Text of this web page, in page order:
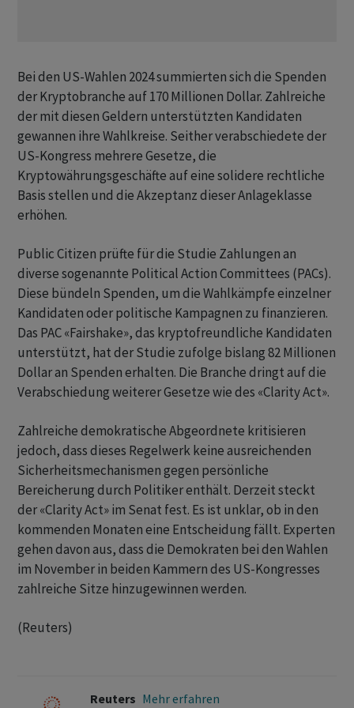
Bei den US-Wahlen 2024 summierten sich die Spenden ​
der Kryptobranche auf 170 Millionen Dollar. Zahlreiche
der mit diesen Geldern ​unterstützten Kandidaten
gewannen ihre Wahlkreise. Seither verabschiedete der ​
US-Kongress mehrere Gesetze, die
Kryptowährungsgeschäfte auf eine solidere rechtliche
Basis stellen und die Akzeptanz dieser Anlageklasse
erhöhen.
Public ‌Citizen prüfte für die Studie Zahlungen an
diverse sogenannte Political Action Committees (PACs).
Diese bündeln Spenden, um die Wahlkämpfe einzelner
Kandidaten oder politische Kampagnen zu finanzieren.
Das PAC «Fairshake», ​das kryptofreundliche ​Kandidaten
unterstützt, hat der Studie zufolge bislang ⁠82 Millionen
Dollar an Spenden erhalten. Die ​Branche dringt auf die
Verabschiedung ⁠weiterer Gesetze wie des «Clarity Act».
Zahlreiche demokratische Abgeordnete kritisieren
jedoch, dass dieses Regelwerk keine ‌ausreichenden
Sicherheitsmechanismen gegen persönliche
Bereicherung durch Politiker enthält. Derzeit steckt
der «Clarity Act» im Senat fest. Es ist unklar, ob in den
kommenden Monaten ‌eine Entscheidung fällt. Experten
gehen davon aus, dass die Demokraten ​bei den Wahlen
im November in beiden Kammern des US-Kongresses
zahlreiche Sitze hinzugewinnen werden.
(Reuters)
Reuters Mehr erfahren